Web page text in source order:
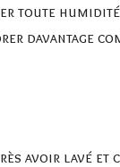
toute
davantage
avoir lavé et